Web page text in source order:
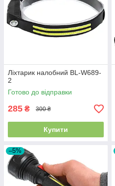
Ліхтарик налобний BL-W689-
2
Готово до відправки
285 ₴ 300 ₴
Купити
–5%